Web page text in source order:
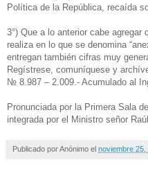
Política de la República, recaída
3°) Que a lo anterior cabe
realiza en lo que se denomina
entregan también cifras muy
Regístrese, comuníquese y
№ 8.987 – 2.009.- Acumulado al
Pronunciada por la Primera Sala
integrada por el Ministro señor
Publicado porAnónimo el noviembre 25,